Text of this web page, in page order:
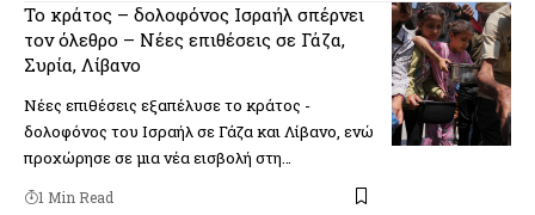
Το κράτος – δολοφόνος Ισραήλ σπέρνει
τον όλεθρο – Νέες επιθέσεις σε Γάζα,
Συρία, Λίβανο
Νέες επιθέσεις εξαπέλυσε το κράτος -
δολοφόνος του Ισραήλ σε Γάζα και Λίβανο, ενώ
προχώρησε σε μια νέα εισβολή στη…
1 Min Read